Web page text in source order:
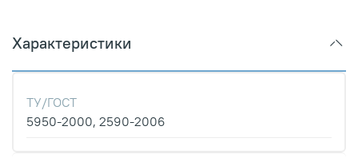
Характеристики
ТУ/ГОСТ
5950-2000, 2590-2006